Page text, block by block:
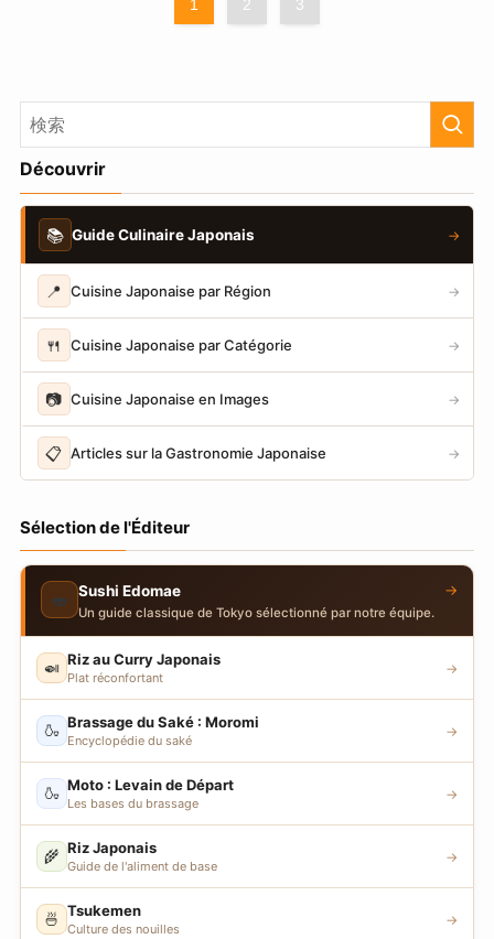
1 2 3
Découvrir
📚 Guide Culinaire Japonais →
📍 Cuisine Japonaise par Région →
🍴 Cuisine Japonaise par Catégorie →
📷 Cuisine Japonaise en Images →
📋 Articles sur la Gastronomie Japonaise →
Sélection de l'Éditeur
🍣 Sushi Edomae
Un guide classique de Tokyo sélectionné par notre équipe.
→
🍛 Riz au Curry Japonais
Plat réconfortant
→
🍶 Brassage du Saké : Moromi
Encyclopédie du saké
→
🍶 Moto : Levain de Départ
Les bases du brassage
→
🌾 Riz Japonais
Guide de l'aliment de base
→
🍜 Tsukemen
Culture des nouilles
→